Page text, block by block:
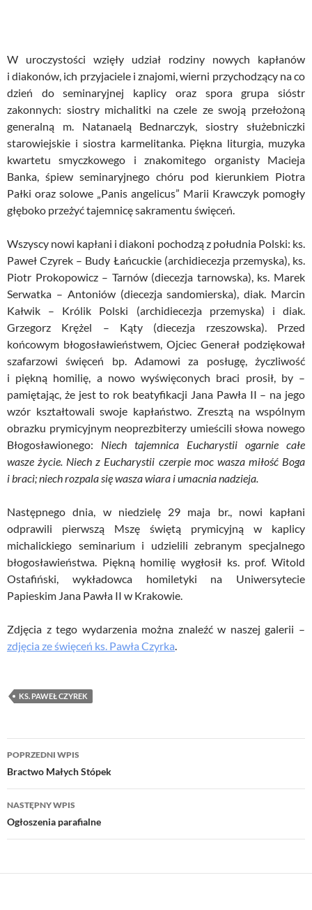
W uroczystości wzięły udział rodziny nowych kapłanów
i diakonów, ich przyjaciele i znajomi, wierni przychodzący na co
dzień do seminaryjnej kaplicy oraz spora grupa sióstr
zakonnych: siostry michalitki na czele ze swoją przełożoną
generalną m. Natanaelą Bednarczyk, siostry służebniczki
starowiejskie i siostra karmelitanka. Piękna liturgia, muzyka
kwartetu smyczkowego i znakomitego organisty Macieja
Banka, śpiew seminaryjnego chóru pod kierunkiem Piotra
Pałki oraz solowe „Panis angelicus” Marii Krawczyk pomogły
głęboko przeżyć tajemnicę sakramentu święceń.
Wszyscy nowi kapłani i diakoni pochodzą z południa Polski: ks.
Paweł Czyrek – Budy Łańcuckie (archidiecezja przemyska), ks.
Piotr Prokopowicz – Tarnów (diecezja tarnowska), ks. Marek
Serwatka – Antoniów (diecezja sandomierska), diak. Marcin
Kałwik – Królik Polski (archidiecezja przemyska) i diak.
Grzegorz Krężel – Kąty (diecezja rzeszowska). Przed
końcowym błogosławieństwem, Ojciec Generał podziękował
szafarzowi święceń bp. Adamowi za posługę, życzliwość
i piękną homilię, a nowo wyświęconych braci prosił, by –
pamiętając, że jest to rok beatyfikacji Jana Pawła II – na jego
wzór kształtowali swoje kapłaństwo. Zresztą na wspólnym
obrazku prymicyjnym neoprezbiterzy umieścili słowa nowego
Błogosławionego: Niech tajemnica Eucharystii ogarnie całe
wasze życie. Niech z Eucharystii czerpie moc wasza miłość Boga
i braci; niech rozpala się wasza wiara i umacnia nadzieja.
Następnego dnia, w niedzielę 29 maja br., nowi kapłani
odprawili pierwszą Mszę świętą prymicyjną w kaplicy
michalickiego seminarium i udzielili zebranym specjalnego
błogosławieństwa. Piękną homilię wygłosił ks. prof. Witold
Ostafiński, wykładowca homiletyki na Uniwersytecie
Papieskim Jana Pawła II w Krakowie.
Zdjęcia z tego wydarzenia można znaleźć w naszej galerii –
zdjęcia ze święceń ks. Pawła Czyrka.
KS. PAWEŁ CZYREK
Nawigacja
wpisu
POPRZEDNI WPIS
Bractwo Małych Stópek
NASTĘPNY WPIS
Ogłoszenia parafialne